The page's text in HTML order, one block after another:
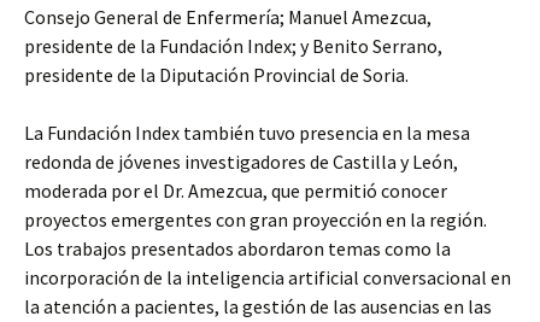
Consejo General de Enfermería; Manuel Amezcua,
presidente de la Fundación Index; y Benito Serrano,
presidente de la Diputación Provincial de Soria.
La Fundación Index también tuvo presencia en la mesa
redonda de jóvenes investigadores de Castilla y León,
moderada por el Dr. Amezcua, que permitió conocer
proyectos emergentes con gran proyección en la región.
Los trabajos presentados abordaron temas como la
incorporación de la inteligencia artificial conversacional en
la atención a pacientes, la gestión de las ausencias en las